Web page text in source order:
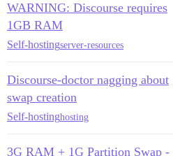
WARNING: Discourse requires
1GB RAM
Self-hostingserver-resources
Discourse-doctor nagging about
swap creation
Self-hostinghosting
3G RAM + 1G Partition Swap -